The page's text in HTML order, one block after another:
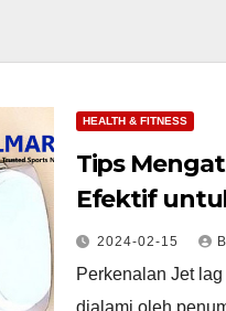
HEALTH & FITNESS
Tips
Efektif
2024-02-15
Perkenalan Jet
dialami oleh